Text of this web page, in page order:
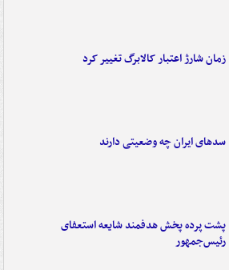
زمان شارژ اعتبار کالابرگ تغییر کرد
سدهای ایران چه وضعیتی دارند
پشت پرده پخش هدفمند شایعه استعفای
رئیس‌جمهور